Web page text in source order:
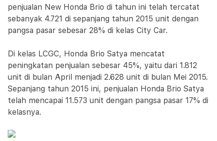
penjualan New Honda Brio di tahun ini telah tercatat
sebanyak 4.721 di sepanjang tahun 2015 unit dengan
pangsa pasar sebesar 28% di kelas City Car.
Di kelas LCGC, Honda Brio Satya mencatat
peningkatan penjualan sebesar 45%, yaitu dari 1.812
unit di bulan April menjadi 2.628 unit di bulan Mei 2015.
Sepanjang tahun 2015 ini, penjualan Honda Brio Satya
telah mencapai 11.573 unit dengan pangsa pasar 17% di
kelasnya.